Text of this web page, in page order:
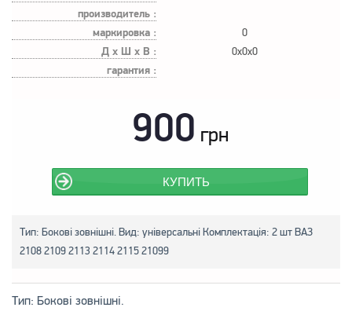
производитель :
маркировка :
0
Д х Ш х В : 0x0x0
гарантия :
900 грн
КУПИТЬ
Тип: Бокові зовнішні. Вид: універсальні Комплектація: 2 шт ВАЗ
2108 2109 2113 2114 2115 21099
Тип: Бокові зовнішні.